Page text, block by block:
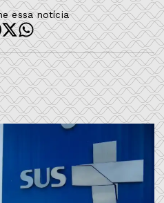
essa notícia